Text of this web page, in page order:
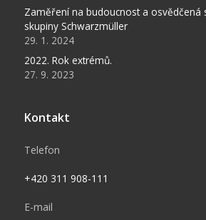
Zaměření na budoucnost a osvědčená
skupiny Schwarzmüller
29. 1. 2024
2022. Rok extrémů.
27. 9. 2023
Kontakt
Telefon
+420 311 908-111
E-mail